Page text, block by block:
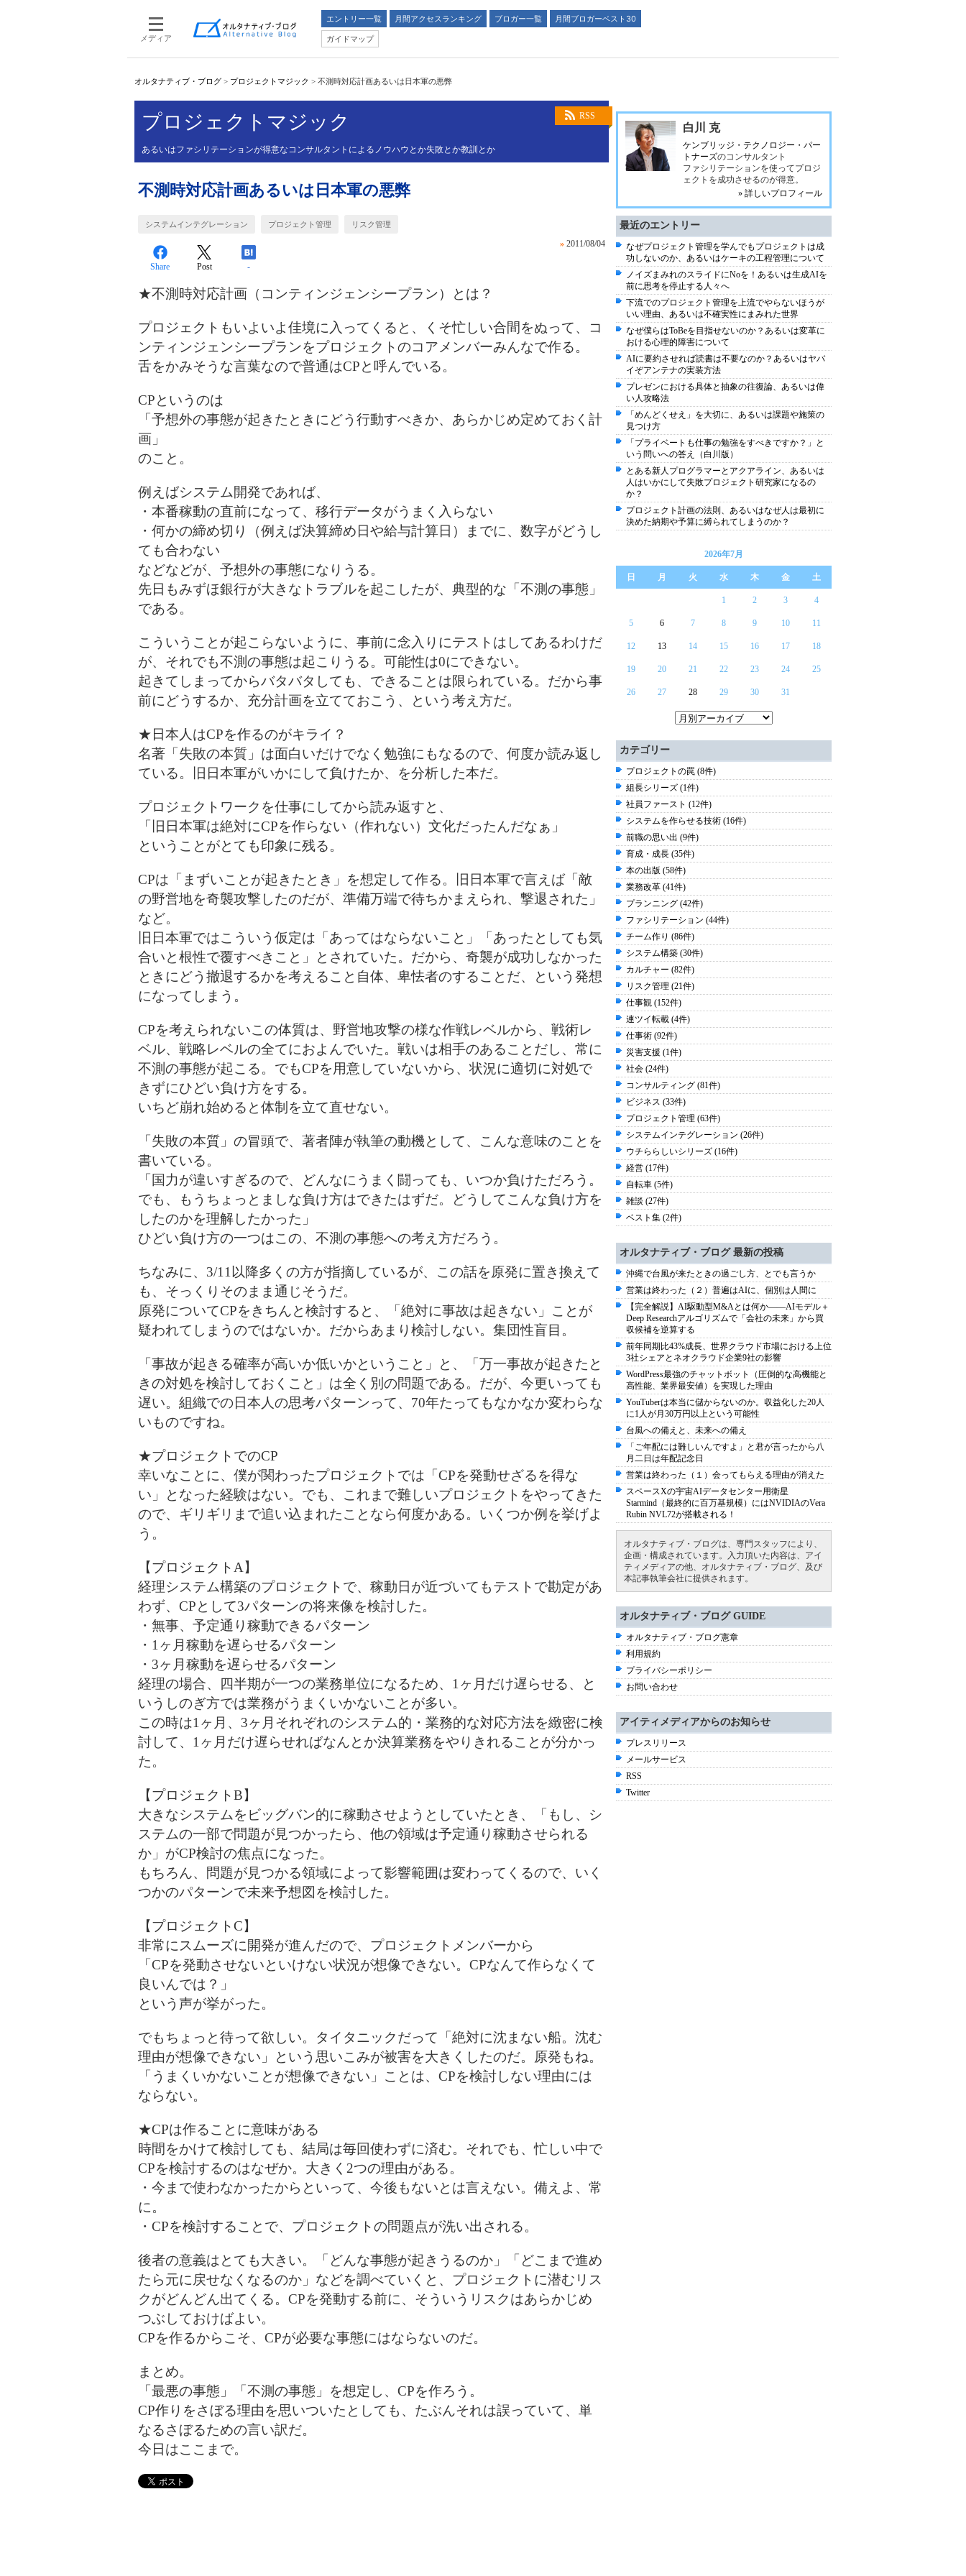
メディア
エントリー一覧 月間アクセスランキング ブロガー一覧
月間ブロガーベスト30
ガイドマップ
オルタナティブ・ブログ > プロジェクトマジック > 不測時対応計画あるいは日本軍の悪弊
RSS
プロジェクトマジック
あるいはファシリテーションが得意なコンサルタントによるノウハウとか失敗とか教訓とか
不測時対応計画あるいは日本軍の悪弊
システムインテグレーション プロジェクト管理 リスク管理
» 2011/08/04
Share Post -
★不測時対応計画（コンティンジェンシープラン）とは？
プロジェクトもいよいよ佳境に入ってくると、くそ忙しい合間をぬって、コ
ンティンジェンシープランをプロジェクトのコアメンバーみんなで作る。
舌をかみそうな言葉なので普通はCPと呼んでいる。
CPというのは
「予想外の事態が起きたときにどう行動すべきか、あらかじめ定めておく計
画」
のこと。
例えばシステム開発であれば、
・本番稼動の直前になって、移行データがうまく入らない
・何かの締め切り（例えば決算締め日や給与計算日）までに、数字がどうし
ても合わない
などなどが、予想外の事態になりうる。
先日もみずほ銀行が大きなトラブルを起こしたが、典型的な「不測の事態」
である。
こういうことが起こらないように、事前に念入りにテストはしてあるわけだ
が、それでも不測の事態は起こりうる。可能性は0にできない。
起きてしまってからバタバタしても、できることは限られている。だから事
前にどうするか、充分計画を立てておこう、という考え方だ。
★日本人はCPを作るのがキライ？
名著「失敗の本質」は面白いだけでなく勉強にもなるので、何度か読み返し
ている。旧日本軍がいかにして負けたか、を分析した本だ。
プロジェクトワークを仕事にしてから読み返すと、
「旧日本軍は絶対にCPを作らない（作れない）文化だったんだなぁ」
ということがとても印象に残る。
CPは「まずいことが起きたとき」を想定して作る。旧日本軍で言えば「敵
の野営地を奇襲攻撃したのだが、準備万端で待ちかまえられ、撃退された」
など。
旧日本軍ではこういう仮定は「あってはならないこと」「あったとしても気
合いと根性で覆すべきこと」とされていた。だから、奇襲が成功しなかった
ときにどう撤退するかを考えること自体、卑怯者のすることだ、という発想
になってしまう。
CPを考えられないこの体質は、野営地攻撃の様な作戦レベルから、戦術レ
ベル、戦略レベルの全てにおよんでいた。戦いは相手のあることだし、常に
不測の事態が起こる。でもCPを用意していないから、状況に適切に対処で
きずにひどい負け方をする。
いちど崩れ始めると体制を立て直せない。
「失敗の本質」の冒頭で、著者陣が執筆の動機として、こんな意味のことを
書いている。
「国力が違いすぎるので、どんなにうまく闘っても、いつか負けただろう。
でも、もうちょっとましな負け方はできたはずだ。どうしてこんな負け方を
したのかを理解したかった」
ひどい負け方の一つはこの、不測の事態への考え方だろう。
ちなみに、3/11以降多くの方が指摘しているが、この話を原発に置き換えて
も、そっくりそのまま通じそうだ。
原発についてCPをきちんと検討すると、「絶対に事故は起きない」ことが
疑われてしまうのではないか。だからあまり検討しない。集団性盲目。
「事故が起きる確率が高いか低いかということ」と、「万一事故が起きたと
きの対処を検討しておくこと」は全く別の問題である。だが、今更いっても
遅い。組織での日本人の思考パターンって、70年たってもなかなか変わらな
いものですね。
★プロジェクトでのCP
幸いなことに、僕が関わったプロジェクトでは「CPを発動せざるを得な
い」となった経験はない。でも、これまで難しいプロジェクトをやってきた
ので、ギリギリまで追い込まれたことなら何度かある。いくつか例を挙げよ
う。
【プロジェクトA】
経理システム構築のプロジェクトで、稼動日が近づいてもテストで勘定があ
わず、CPとして3パターンの将来像を検討した。
・無事、予定通り稼動できるパターン
・1ヶ月稼動を遅らせるパターン
・3ヶ月稼動を遅らせるパターン
経理の場合、四半期が一つの業務単位になるため、1ヶ月だけ遅らせる、と
いうしのぎ方では業務がうまくいかないことが多い。
この時は1ヶ月、3ヶ月それぞれのシステム的・業務的な対応方法を緻密に検
討して、1ヶ月だけ遅らせればなんとか決算業務をやりきれることが分かっ
た。
【プロジェクトB】
大きなシステムをビッグバン的に稼動させようとしていたとき、「もし、シ
ステムの一部で問題が見つかったら、他の領域は予定通り稼動させられる
か」がCP検討の焦点になった。
もちろん、問題が見つかる領域によって影響範囲は変わってくるので、いく
つかのパターンで未来予想図を検討した。
【プロジェクトC】
非常にスムーズに開発が進んだので、プロジェクトメンバーから
「CPを発動させないといけない状況が想像できない。CPなんて作らなくて
良いんでは？」
という声が挙がった。
でもちょっと待って欲しい。タイタニックだって「絶対に沈まない船。沈む
理由が想像できない」という思いこみが被害を大きくしたのだ。原発もね。
「うまくいかないことが想像できない」ことは、CPを検討しない理由には
ならない。
★CPは作ることに意味がある
時間をかけて検討しても、結局は毎回使わずに済む。それでも、忙しい中で
CPを検討するのはなぜか。大きく2つの理由がある。
・今まで使わなかったからといって、今後もないとは言えない。備えよ、常
に。
・CPを検討することで、プロジェクトの問題点が洗い出される。
後者の意義はとても大きい。「どんな事態が起きうるのか」「どこまで進め
たら元に戻せなくなるのか」などを調べていくと、プロジェクトに潜むリス
クがどんどん出てくる。CPを発動する前に、そういうリスクはあらかじめ
つぶしておけばよい。
CPを作るからこそ、CPが必要な事態にはならないのだ。
まとめ。
「最悪の事態」「不測の事態」を想定し、CPを作ろう。
CP作りをさぼる理由を思いついたとしても、たぶんそれは誤っていて、単
なるさぼるための言い訳だ。
今日はここまで。
白川 克
ケンブリッジ・テクノロジー・パー
トナーズのコンサルタント
ファシリテーションを使ってプロジ
ェクトを成功させるのが得意。
» 詳しいプロフィール
最近のエントリー
なぜプロジェクト管理を学んでもプロジェクトは成
功しないのか、あるいはケーキの工程管理について
ノイズまみれのスライドにNoを！あるいは生成AIを
前に思考を停止する人々へ
下流でのプロジェクト管理を上流でやらないほうが
いい理由、あるいは不確実性にまみれた世界
なぜ僕らはToBeを目指せないのか？あるいは変革に
おける心理的障害について
AIに要約させれば読書は不要なのか？あるいはヤバ
イぞアンテナの実装方法
プレゼンにおける具体と抽象の往復論、あるいは偉
い人攻略法
「めんどくせえ」を大切に、あるいは課題や施策の
見つけ方
「プライベートも仕事の勉強をすべきですか？」と
いう問いへの答え（白川版）
とある新人プログラマーとアクアライン、あるいは
人はいかにして失敗プロジェクト研究家になるの
か？
プロジェクト計画の法則、あるいはなぜ人は最初に
決めた納期や予算に縛られてしまうのか？
2026年7月
日 月 火 水 木 金 土
1 2 3 4
5 6 7 8 9 10 11
12 13 14 15 16 17 18
19 20 21 22 23 24 25
26 27 28 29 30 31
カテゴリー
プロジェクトの罠 (8件)
組長シリーズ (1件)
社員ファースト (12件)
システムを作らせる技術 (16件)
前職の思い出 (9件)
育成・成長 (35件)
本の出版 (58件)
業務改革 (41件)
プランニング (42件)
ファシリテーション (44件)
チーム作り (86件)
システム構築 (30件)
カルチャー (82件)
リスク管理 (21件)
仕事観 (152件)
連ツイ転載 (4件)
仕事術 (92件)
災害支援 (1件)
社会 (24件)
コンサルティング (81件)
ビジネス (33件)
プロジェクト管理 (63件)
システムインテグレーション (26件)
ウチららしいシリーズ (16件)
経営 (17件)
自転車 (5件)
雑談 (27件)
ベスト集 (2件)
オルタナティブ・ブログ 最新の投稿
沖縄で台風が来たときの過ごし方、とでも言うか
営業は終わった（２）普遍はAIに、個別は人間に
【完全解説】AI駆動型M&Aとは何か――AIモデル＋
Deep Researchアルゴリズムで「会社の未来」から買
収候補を逆算する
前年同期比43%成長、世界クラウド市場における上位
3社シェアとネオクラウド企業9社の影響
WordPress最強のチャットボット（圧倒的な高機能と
高性能、業界最安値）を実現した理由
YouTuberは本当に儲からないのか。収益化した20人
に1人が月30万円以上という可能性
台風への備えと、未来への備え
「ご年配には難しいんですよ」と君が言ったから八
月二日は年配記念日
営業は終わった（１）会ってもらえる理由が消えた
スペースXの宇宙AIデータセンター用衛星
Starmind（最終的に百万基規模）にはNVIDIAのVera
Rubin NVL72が搭載される！
オルタナティブ・ブログは、専門スタッフにより、
企画・構成されています。入力頂いた内容は、アイ
ティメディアの他、オルタナティブ・ブログ、及び
本記事執筆会社に提供されます。
オルタナティブ・ブログ GUIDE
オルタナティブ・ブログ憲章
利用規約
プライバシーポリシー
お問い合わせ
アイティメディアからのお知らせ
プレスリリース
メールサービス
RSS
Twitter